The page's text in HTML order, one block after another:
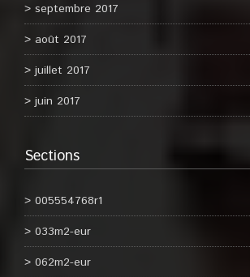
septembre 2017
août 2017
juillet 2017
juin 2017
Sections
005554768r1
033m2-eur
062m2-eur